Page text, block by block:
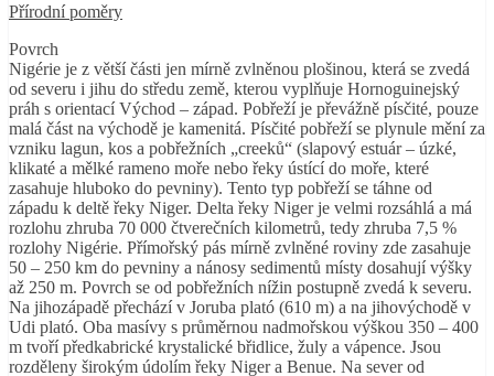
Přírodní poměry
Povrch
Nigérie je z větší části jen mírně zvlněnou plošinou, která se zvedá
od severu i jihu do středu země, kterou vyplňuje Hornoguinejský
práh s orientací Východ – západ. Pobřeží je převážně písčité, pouze
malá část na východě je kamenitá. Písčité pobřeží se plynule mění za
vzniku lagun, kos a pobřežních „creeků“ (slapový estuár – úzké,
klikaté a mělké rameno moře nebo řeky ústící do moře, které
zasahuje hluboko do pevniny). Tento typ pobřeží se táhne od
západu k deltě řeky Niger. Delta řeky Niger je velmi rozsáhlá a má
rozlohu zhruba 70 000 čtverečních kilometrů, tedy zhruba 7,5 %
rozlohy Nigérie. Přímořský pás mírně zvlněné roviny zde zasahuje
50 – 250 km do pevniny a nánosy sedimentů místy dosahují výšky
až 250 m. Povrch se od pobřežních nížin postupně zvedá k severu.
Na jihozápadě přechází v Joruba plató (610 m) a na jihovýchodě v
Udi plató. Oba masívy s průměrnou nadmořskou výškou 350 – 400
m tvoří předkabrické krystalické břidlice, žuly a vápence. Jsou
rozděleny širokým údolím řeky Niger a Benue. Na sever od